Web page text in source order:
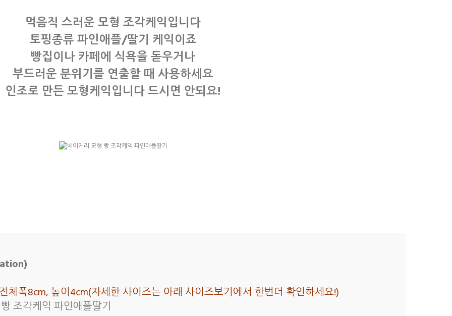
먹음직 스러운 모형 조각케익입니다
토핑종류 파인애플/딸기 케익이죠
빵집이나 카페에 식욕을 돋우거나
부드러운 분위기를 연출할 때 사용하세요
인조로 만든 모형케익입니다 드시면 안되요!
체폭8cm, 높이4cm(자세한 사이즈는 아래 사이즈보기에서 한번더 확인하세요!)
조각케익 파인애플딸기